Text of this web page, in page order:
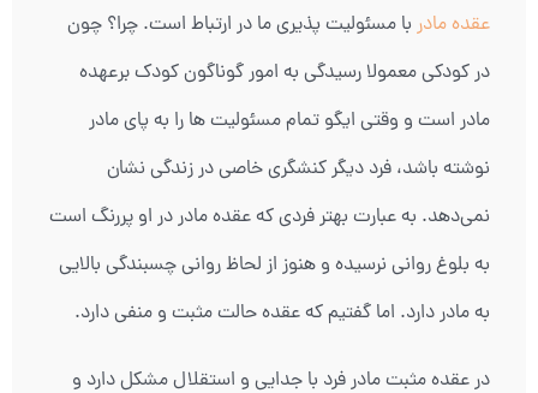
عقده مادر با مسئولیت پذیری ما در ارتباط است. چرا؟ چون
در کودکی معمولا رسیدگی به امور گوناگون کودک برعهده
مادر است و وقتی ایگو تمام مسئولیت ها را به پای مادر
نوشته باشد، فرد دیگر کنشگری خاصی در زندگی نشان
نمی‌دهد. به عبارت بهتر فردی که عقده مادر در او پررنگ است
به بلوغ روانی نرسیده و هنوز از لحاظ روانی چسبندگی بالایی
به مادر دارد. اما گفتیم که عقده حالت مثبت و منفی دارد.
در عقده مثبت مادر فرد با جدایی و استقلال مشکل دارد و